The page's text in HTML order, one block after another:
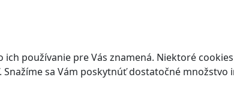
používanie pre Vás znamená. Niektoré
sa Vám poskytnúť dostatočné